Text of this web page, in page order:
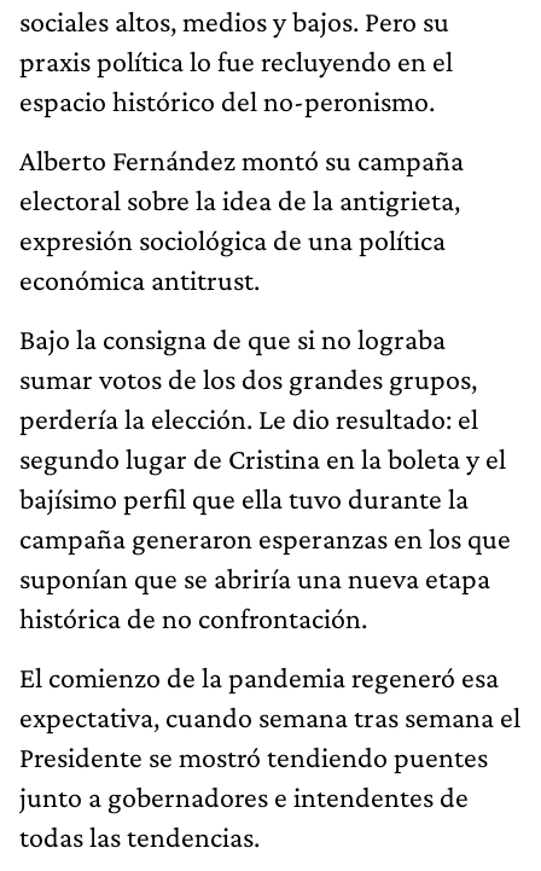
sociales altos, medios y bajos. Pero su
praxis política lo fue recluyendo en el
espacio histórico del no-peronismo.
Alberto Fernández montó su campaña
electoral sobre la idea de la antigrieta,
expresión sociológica de una política
económica antitrust.
Bajo la consigna de que si no lograba
sumar votos de los dos grandes grupos,
perdería la elección. Le dio resultado: el
segundo lugar de Cristina en la boleta y el
bajísimo perfil que ella tuvo durante la
campaña generaron esperanzas en los que
suponían que se abriría una nueva etapa
histórica de no confrontación.
El comienzo de la pandemia regeneró esa
expectativa, cuando semana tras semana el
Presidente se mostró tendiendo puentes
junto a gobernadores e intendentes de
todas las tendencias.